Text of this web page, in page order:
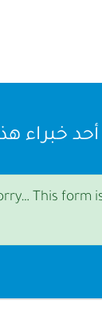
خبراء
This form